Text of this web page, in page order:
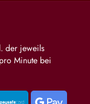
der jeweils
Minute bei